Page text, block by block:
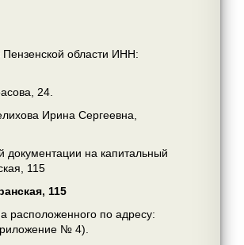
области ИНН:
24.
Ирина Сергеевна,
документации на капитальный
115
115
расположенного по адресу:
№ 4).